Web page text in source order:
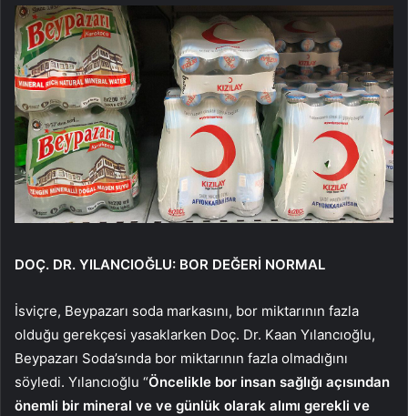
DOÇ. DR. YILANCIOĞLU: BOR DEĞERİ NORMAL
İsviçre, Beypazarı soda markasını, bor miktarının fazla
olduğu gerekçesi yasaklarken Doç. Dr. Kaan Yılancıoğlu,
Beypazarı Soda’sında bor miktarının fazla olmadığını
söyledi. Yılancıoğlu “Öncelikle bor insan sağlığı açısından
önemli bir mineral ve ve günlük olarak alımı gerekli ve